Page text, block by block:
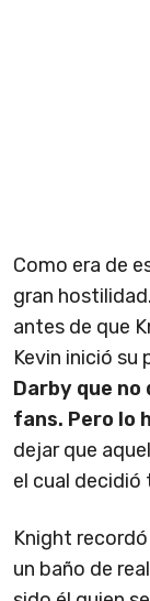
Como era de
gran hostilidad.
antes de que
Kevin inició
Darby que
fans. Pero lo
dejar que
el cual decidió
Knight
un baño de